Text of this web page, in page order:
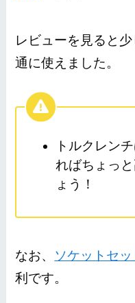
レビューを見ると
通に使えました。
トルクレン
ればちょっ
ょう！
なお、 ソケットセッ
利です。